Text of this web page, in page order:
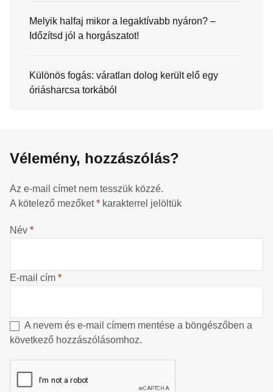
Melyik halfaj mikor a legaktívabb nyáron? –
Időzítsd jól a horgászatot!
Különös fogás: váratlan dolog került elő egy
óriásharcsa torkából
Vélemény, hozzászólás?
Az e-mail címet nem tesszük közzé.
A kötelező mezőket* karakterrel jelöltük
Név *
E-mail cím *
A nevem és e-mail címem mentése a böngészőben a
következő hozzászólásomhoz.